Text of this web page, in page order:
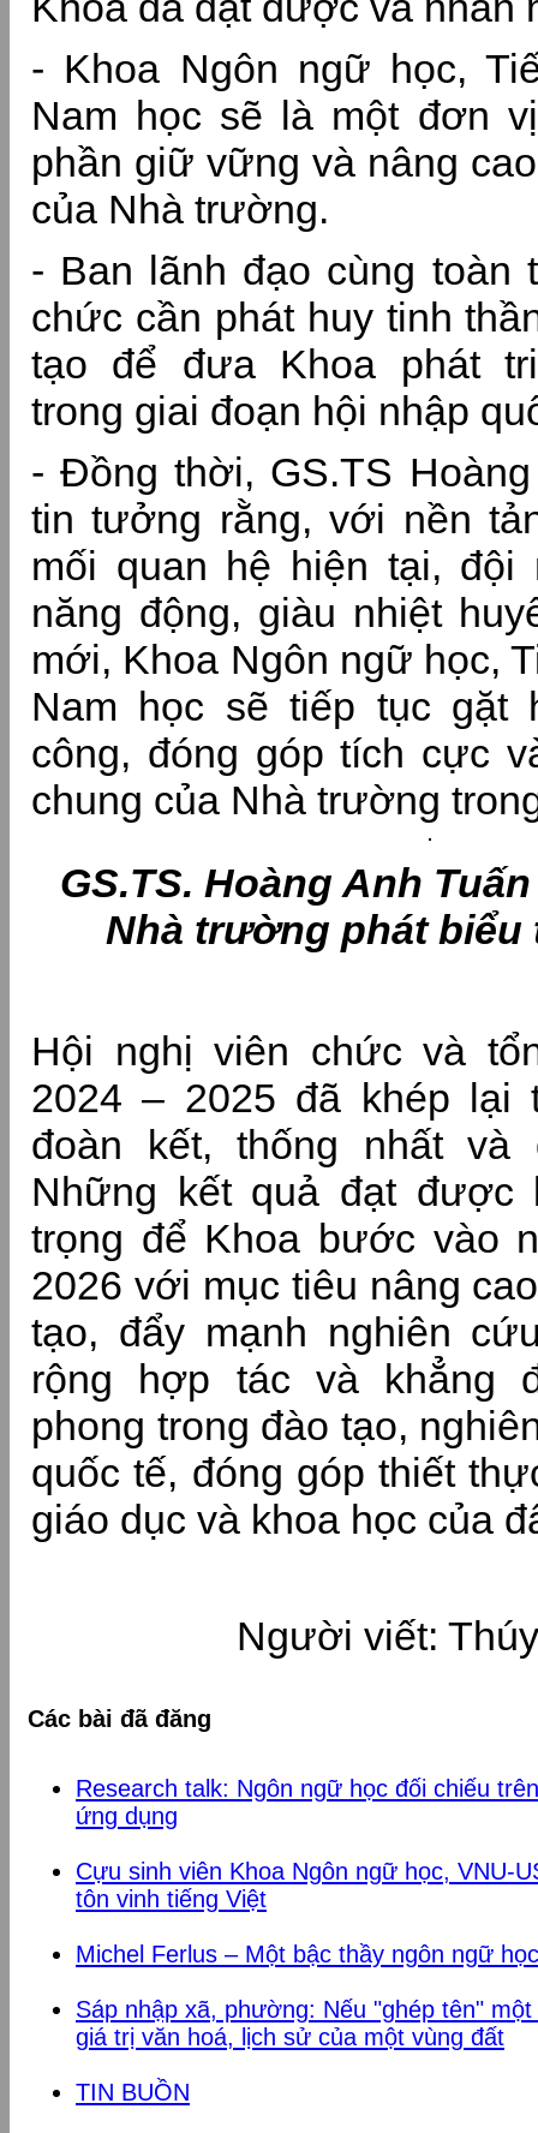
- Khoa Ngôn ngữ học,
Nam học sẽ là một đơn
phần giữ vững và nâng
của Nhà trường.
- Ban lãnh đạo cùng toàn
chức cần phát huy tinh
tạo để đưa Khoa phát
trong giai đoạn hội nhập
- Đồng thời, GS.TS
tin tưởng rằng, với nền
mối quan hệ hiện tại, đội
năng động, giàu nhiệt
mới, Khoa Ngôn ngữ học,
Nam học sẽ tiếp tục gặt
công, đóng góp tích cực
chung của Nhà trường
GS.TS. Hoàng Anh
Nhà trường phát biểu
Hội nghị viên chức và
2024 – 2025 đã khép lại
đoàn kết, thống nhất và
Những kết quả đạt được
trọng để Khoa bước vào
2026 với mục tiêu nâng
tạo, đẩy mạnh nghiên
rộng hợp tác và khẳng
phong trong đào tạo,
quốc tế, đóng góp thiết
giáo dục và khoa học của
Người viết:
Các bài đã đăng
Research talk: Ngôn ngữ học đối chiếu
ứng dụng
Cựu sinh viên Khoa Ngôn ngữ học, VNU-
tôn vinh tiếng Việt
Michel Ferlus – Một bậc thầy ngôn ngữ học
Sáp nhập xã, phường: Nếu "ghép tên"
giá trị văn hoá, lịch sử của một vùng đất
TIN BUỒN